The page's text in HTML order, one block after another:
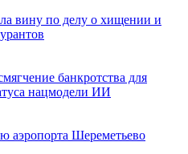
вину по делу о хищении и
банкротства для
нацмодели ИИ
аэропорта Шереметьево